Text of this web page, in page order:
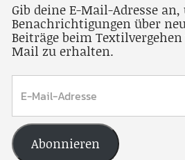
Gib deine E-Mail-Adresse
Benachrichtigungen über
Beiträge beim Textilvergehen
Mail zu erhalten.
Abonnieren